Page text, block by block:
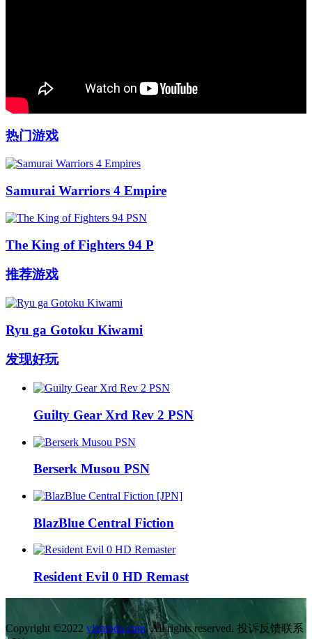
热门游戏
Samurai Warriors 4 Empire
The King of Fighters 94 P
推荐游戏
Ryu ga Gotoku Kiwami
发现好玩
Guilty Gear Xrd Rev 2 PSN
Berserk Musou PSN
BlazBlue Central Fiction
Resident Evil 0 HD Remast
Copyright ©2022 vlambda.com. All rights reserved. 投诉反馈联系